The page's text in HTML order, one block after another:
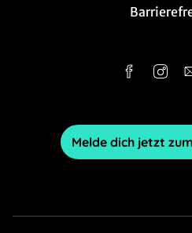
Melde dich jetzt